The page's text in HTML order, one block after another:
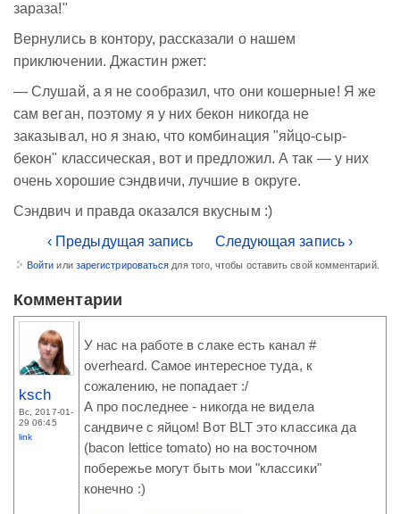
зараза!"
Вернулись в контору, рассказали о нашем
приключении. Джастин ржет:
— Слушай, а я не сообразил, что они кошерные! Я же
сам веган, поэтому я у них бекон никогда не
заказывал, но я знаю, что комбинация "яйцо-сыр-
бекон" классическая, вот и предложил. А так — у них
очень хорошие сэндвичи, лучшие в округе.
Сэндвич и правда оказался вкусным :)
‹ Предыдущая запись
Следующая запись ›
Войти или зарегистрироваться для того, чтобы оставить свой комментарий.
Комментарии
ksch
Вс, 2017-01-
29 06:45
link
У нас на работе в слаке есть канал #
overheard. Самое интересное туда, к
сожалению, не попадает :/
А про последнее - никогда не видела
сандвиче с яйцом! Вот BLT это классика да
(bacon lettice tomato) но на восточном
побережье могут быть мои "классики"
конечно :)